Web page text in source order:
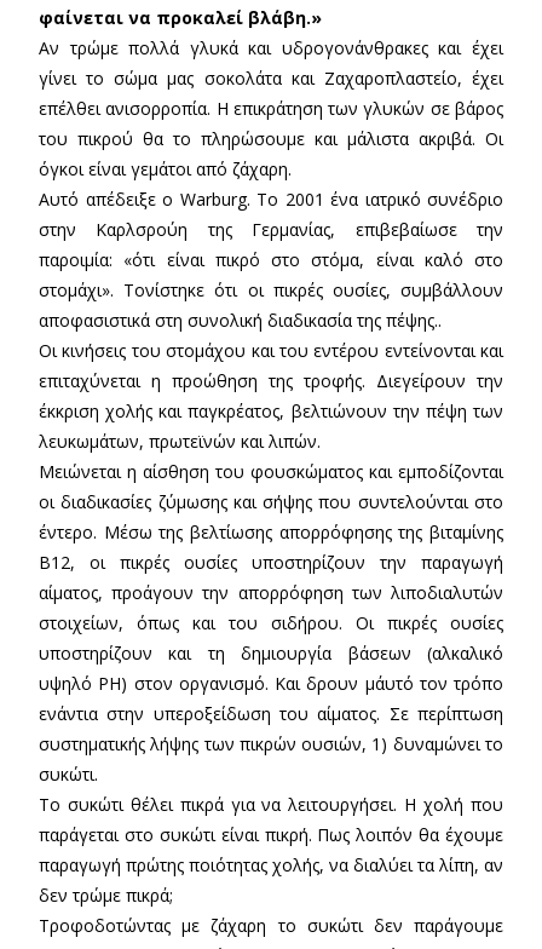
φαίνεται να προκαλεί βλάβη.»
Αν τρώμε πολλά γλυκά και υδρογονάνθρακες και έχει
γίνει το σώμα μας σοκολάτα και Ζαχαροπλαστείο, έχει
επέλθει ανισορροπία. Η επικράτηση των γλυκών σε βάρος
του πικρού θα το πληρώσουμε και μάλιστα ακριβά. Οι
όγκοι είναι γεμάτοι από ζάχαρη.
Αυτό απέδειξε ο Warburg. Το 2001 ένα ιατρικό συνέδριο
στην Καρλσρούη της Γερμανίας, επιβεβαίωσε την
παροιμία: «ότι είναι πικρό στο στόμα, είναι καλό στο
στομάχι». Τονίστηκε ότι οι πικρές ουσίες, συμβάλλουν
αποφασιστικά στη συνολική διαδικασία της πέψης..
Οι κινήσεις του στομάχου και του εντέρου εντείνονται και
επιταχύνεται η προώθηση της τροφής. Διεγείρουν την
έκκριση χολής και παγκρέατος, βελτιώνουν την πέψη των
λευκωμάτων, πρωτεϊνών και λιπών.
Μειώνεται η αίσθηση του φουσκώματος και εμποδίζονται
οι διαδικασίες ζύμωσης και σήψης που συντελούνται στο
έντερο. Μέσω της βελτίωσης απορρόφησης της βιταμίνης
Β12, οι πικρές ουσίες υποστηρίζουν την παραγωγή
αίματος, προάγουν την απορρόφηση των λιποδιαλυτών
στοιχείων, όπως και του σιδήρου. Οι πικρές ουσίες
υποστηρίζουν και τη δημιουργία βάσεων (αλκαλικό
υψηλό ΡΗ) στον οργανισμό. Και δρουν μ΄αυτό τον τρόπο
ενάντια στην υπεροξείδωση του αίματος. Σε περίπτωση
συστηματικής λήψης των πικρών ουσιών, 1) δυναμώνει το
συκώτι.
Το συκώτι θέλει πικρά για να λειτουργήσει. Η χολή που
παράγεται στο συκώτι είναι πικρή. Πως λοιπόν θα έχουμε
παραγωγή πρώτης ποιότητας χολής, να διαλύει τα λίπη, αν
δεν τρώμε πικρά;
Τροφοδοτώντας με ζάχαρη το συκώτι δεν παράγουμε